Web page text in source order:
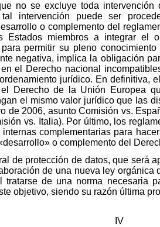
no se excluye toda
intervención puede ser
o complemento del
miembros a integrar el
permitir su pleno
negativa, implica la obligación
el Derecho nacional
jurídico. En definitiva,
Derecho de la Unión Europea
el mismo valor jurídico que las
de 2006, asunto Comisión vs.
vs. Italia). Por último, los
complementarias para
o complemento del
de protección de datos, que será
de una nueva ley
tratarse de una norma necesaria
objetivo, siendo su razón última
IV